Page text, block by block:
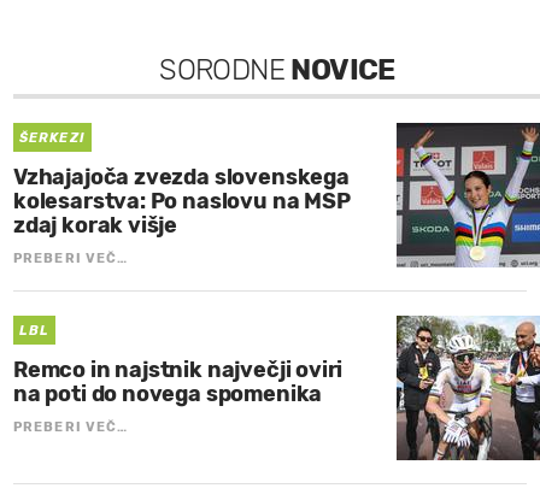
SORODNE NOVICE
ŠERKEZI
Vzhajajoča zvezda slovenskega
kolesarstva: Po naslovu na MSP
zdaj korak višje
PREBERI VEČ…
LBL
Remco in najstnik največji oviri
na poti do novega spomenika
PREBERI VEČ…